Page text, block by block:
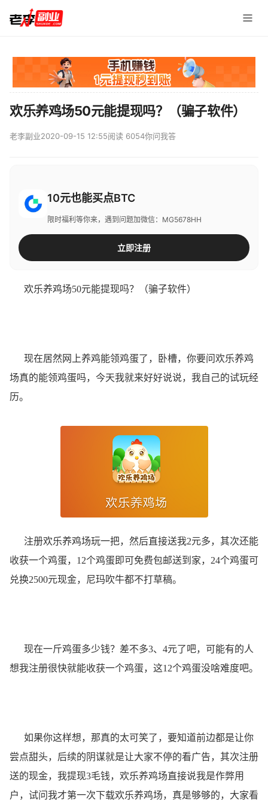
欢乐养鸡场50元能提现吗？（骗子软件）
老李副业2020-09-15 12:55阅读 6054你问我答
10元也能买点BTC
限时福利等你来，遇到问题加微信：MG5678HH
立即注册
欢乐养鸡场50元能提现吗？（骗子软件）
现在居然网上养鸡能领鸡蛋了，卧槽，你要问欢乐养鸡
场真的能领鸡蛋吗，今天我就来好好说说，我自己的试玩经
历。
注册欢乐养鸡场玩一把，然后直接送我2元多，其次还能
收获一个鸡蛋，12个鸡蛋即可免费包邮送到家，24个鸡蛋可
兑换2500元现金，尼玛吹牛都不打草稿。
现在一斤鸡蛋多少钱？差不多3、4元了吧，可能有的人
想我注册很快就能收获一个鸡蛋，这12个鸡蛋没啥难度吧。
如果你这样想，那真的太可笑了，要知道前边都是让你
尝点甜头，后续的阴谋就是让大家不停的看广告，其次注册
送的现金，我提现3毛钱，欢乐养鸡场直接说我是作弊用
户，试问我才第一次下载欢乐养鸡场，真是够够的，大家看